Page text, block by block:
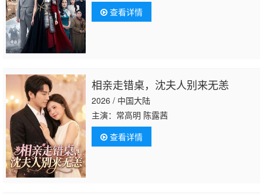
查看详情
相亲走错桌，沈夫人别来无恙
2026 / 中国大陆
主演：常高明 陈露茜
查看详情